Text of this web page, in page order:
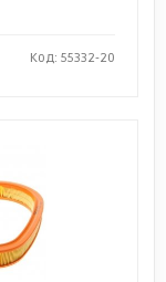
Код: 55332-20